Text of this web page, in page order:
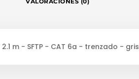
m - SFTP - CAT 6a - trenzado - gris